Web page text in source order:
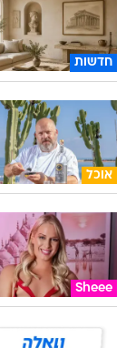
חדשות
אוכל
Sheee